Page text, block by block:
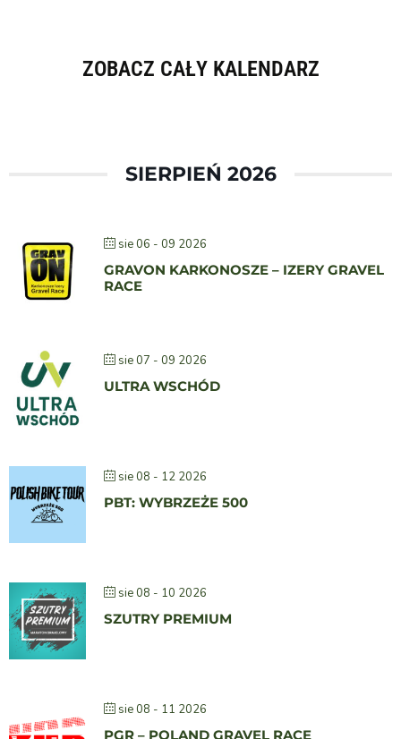
ZOBACZ CAŁY KALENDARZ
SIERPIEŃ 2026
sie 06 - 09 2026
GRAVON KARKONOSZE – IZERY GRAVEL
RACE
sie 07 - 09 2026
ULTRA WSCHÓD
sie 08 - 12 2026
PBT: WYBRZEŻE 500
sie 08 - 10 2026
SZUTRY PREMIUM
sie 08 - 11 2026
PGR – POLAND GRAVEL RACE